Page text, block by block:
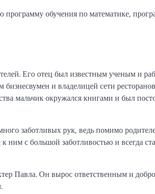
обучения по математике,
Его отец был известным ученым и
и владелицей сети
мальчик окружался книгами и был
заботливых рук, ведь помимо
с большой заботливостью и всегда
Павла. Он вырос ответственным и